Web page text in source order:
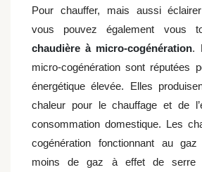
Pour chauffer, mais aussi
vous pouvez également vous
chaudière à micro-cogénération.
micro-cogénération sont réputées
énergétique élevée. Elles
chaleur pour le chauffage et de
consommation domestique. Les
cogénération fonctionnant au
moins de gaz à effet de serre